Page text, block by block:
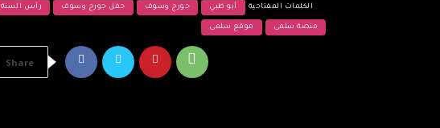
الكلمات المفتاحية أبو ظبي جورج وسوف حفل جورج وسوف رأس السنة
منصة سلمى موقع سلمى
Share